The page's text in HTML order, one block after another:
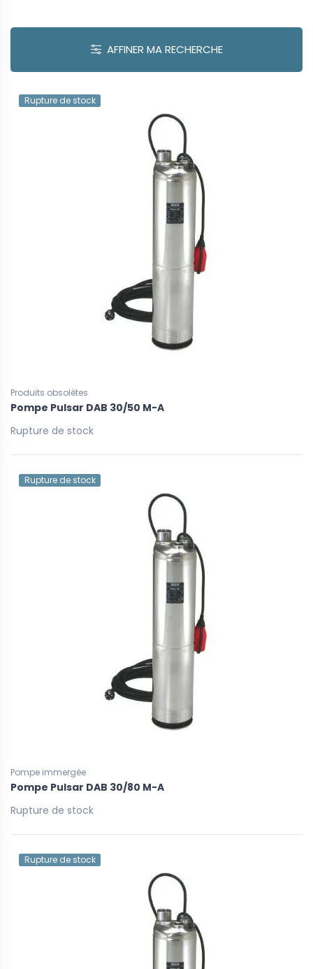
AFFINER MA RECHERCHE
Rupture de stock
Produits obsolètes
Pompe Pulsar DAB 30/50 M-A
Rupture de stock
Rupture de stock
Pompe immergée
Pompe Pulsar DAB 30/80 M-A
Rupture de stock
Rupture de stock